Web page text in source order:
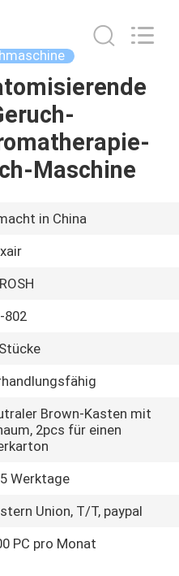
Maschine
in China
802
Brown-Kasten mit
2pcs für einen
Werktage
Union, T/T, paypal
PC pro Monat